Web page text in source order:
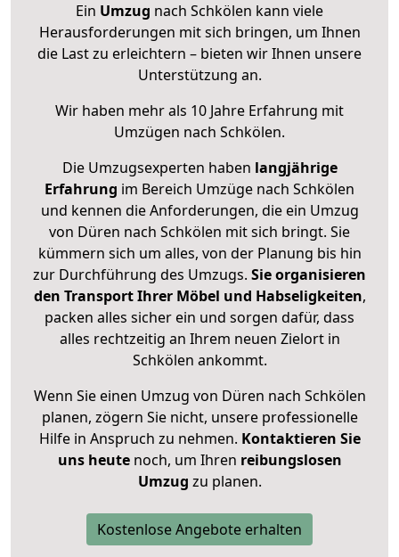
Ein Umzug nach Schkölen kann viele
Herausforderungen mit sich bringen, um Ihnen
die Last zu erleichtern – bieten wir Ihnen unsere
Unterstützung an.
Wir haben mehr als 10 Jahre Erfahrung mit
Umzügen nach Schkölen.
Die Umzugsexperten haben langjährige
Erfahrung im Bereich Umzüge nach Schkölen
und kennen die Anforderungen, die ein Umzug
von Düren nach Schkölen mit sich bringt. Sie
kümmern sich um alles, von der Planung bis hin
zur Durchführung des Umzugs. Sie organisieren
den Transport Ihrer Möbel und Habseligkeiten,
packen alles sicher ein und sorgen dafür, dass
alles rechtzeitig an Ihrem neuen Zielort in
Schkölen ankommt.
Wenn Sie einen Umzug von Düren nach Schkölen
planen, zögern Sie nicht, unsere professionelle
Hilfe in Anspruch zu nehmen. Kontaktieren Sie
uns heutenoch, um Ihren reibungslosen
Umzug zu planen.
Kostenlose Angebote erhalten